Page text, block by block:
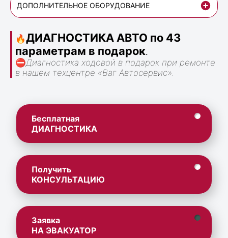
ДОПОЛНИТЕЛЬНОЕ ОБОРУДОВАНИЕ
🔥ДИАГНОСТИКА АВТО по 43
параметрам в подарок.
⛔Диагностика ходовой в подарок при ремонте
в нашем техцентре «Ваг Автосервис».
Бесплатная
ДИАГНОСТИКА
Получить
КОНСУЛЬТАЦИЮ
Заявка
НА ЭВАКУАТОР